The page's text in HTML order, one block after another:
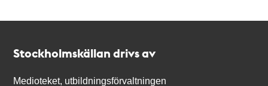
Stockholmskällan drivs av
Medioteket, utbildningsförvaltningen